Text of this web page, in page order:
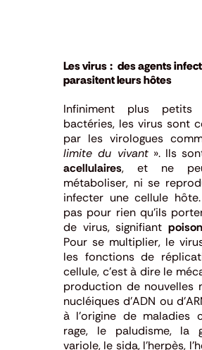
Les virus : des agents
parasitent leurs hôtes
Infiniment plus
bactéries, les virus sont
par les virologues
limite du vivant». Ils
acellulaires, et ne
métaboliser, ni se
infecter une cellule
pas pour rien qu’ils
de virus, signifiant poison
Pour se multiplier, le
les fonctions de
cellule, c’est à dire le
production de nouvelles
nucléiques d’ADN ou
à l’origine de maladies
rage, le paludisme, la
variole, le sida, l’herpès,